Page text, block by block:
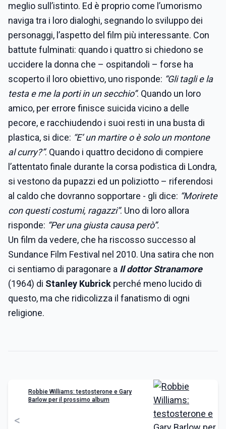
meglio sull’istinto. Ed è proprio come l’umorismo
naviga tra i loro dialoghi, segnando lo sviluppo dei
personaggi, l’aspetto del film più interessante. Con
battute fulminati: quando i quattro si chiedono se
uccidere la donna che – ospitandoli – forse ha
scoperto il loro obiettivo, uno risponde: “Gli tagli e la
testa e me la porti in un secchio”. Quando un loro
amico, per errore finisce suicida vicino a delle
pecore, e racchiudendo i suoi resti in una busta di
plastica, si dice: “E’ un martire o è solo un montone
al curry?”. Quando i quattro decidono di compiere
l’attentato finale durante la corsa podistica di Londra,
si vestono da pupazzi ed un poliziotto – riferendosi
al caldo che dovranno sopportare - gli dice: “Morirete
con questi costumi, ragazzi”. Uno di loro allora
risponde: “Per una giusta causa però”.
Un film da vedere, che ha riscosso successo al
Sundance Film Festival nel 2010. Una satira che non
ci sentiamo di paragonare a Il dottor Stranamore
(1964) di Stanley Kubrick perché meno lucido di
questo, ma che ridicolizza il fanatismo di ogni
religione.
<
Robbie Williams: testosterone e Gary
Barlow per il prossimo album